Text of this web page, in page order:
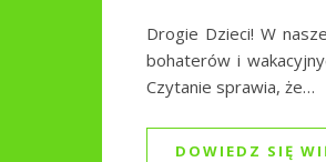
Drogie Dzieci! W
bohaterów i
Czytanie sprawia, że…
DOWIEDZ SIĘ